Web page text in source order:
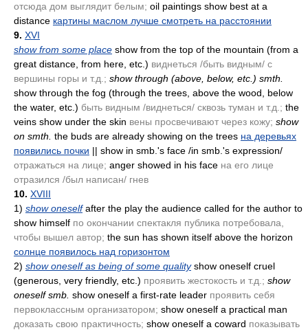
отсюда дом выглядит белым; oil paintings show best at a
distance картины маслом лучше смотреть на расстоянии
9. XVI
show from some place show from the top of the mountain (from a
great distance, from here, etc.) виднеться /быть видным/ с
вершины горы и т.д.; show through (above, below, etc.) smth.
show through the fog (through the trees, above the wood, below
the water, etc.) быть видным /виднеться/ сквозь туман и т.д.; the
veins show under the skin вены просвечивают через кожу; show
on smth. the buds are already showing on the trees на деревьях
появились почки || show in smb.'s face /in smb.'s expression/
отражаться на лице; anger showed in his face на его лице
отразился /был написан/ гнев
10. XVIII
1) show oneselfafter the play the audience called for the author to
show himself по окончании спектакля публика потребовала,
чтобы вышел автор; the sun has shown itself above the horizon
солнце появилось над горизонтом
2) show oneself as being of some qualityshow oneself cruel
(generous, very friendly, etc.) проявить жестокость и т.д.; show
oneself smb. show oneself a first-rate leader проявить себя
первоклассным организатором; show oneself a practical man
доказать свою практичность; show oneself a coward показывать